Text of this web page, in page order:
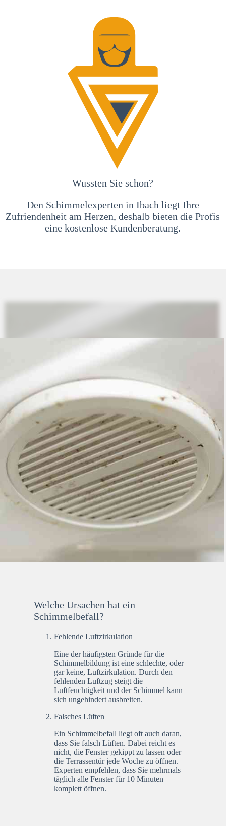
Wussten Sie schon?
Den Schimmelexperten in Ibach liegt Ihre
Zufriendenheit am Herzen, deshalb bieten die Profis
eine kostenlose Kundenberatung.
Welche Ursachen hat ein
Schimmelbefall?
Fehlende Luftzirkulation
Eine der häufigsten Gründe für die
Schimmelbildung ist eine schlechte, oder
gar keine, Luftzirkulation. Durch den
fehlenden Luftzug steigt die
Luftfeuchtigkeit und der Schimmel kann
sich ungehindert ausbreiten.
Falsches Lüften
Ein Schimmelbefall liegt oft auch daran,
dass Sie falsch Lüften. Dabei reicht es
nicht, die Fenster gekippt zu lassen oder
die Terrassentür jede Woche zu öffnen.
Experten empfehlen, dass Sie mehrmals
täglich alle Fenster für 10 Minuten
komplett öffnen.